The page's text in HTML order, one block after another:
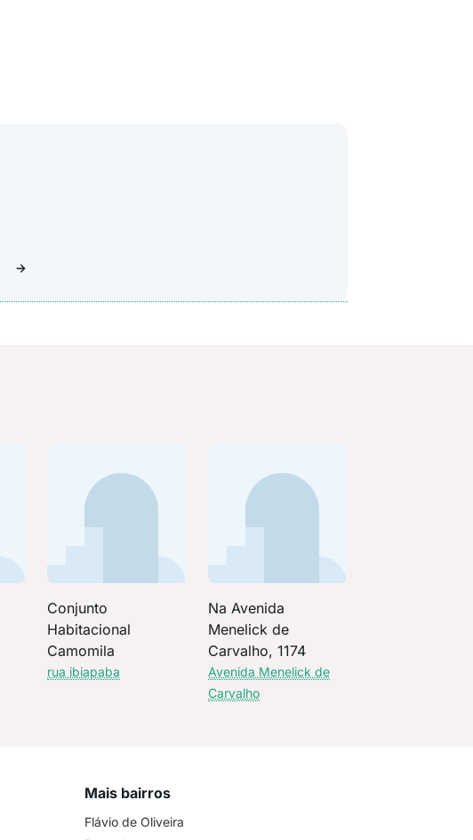
Conjunto
Habitacional
Camomila
rua ibiapaba
Na Avenida
Menelick de
Carvalho, 1174
Avenida Menelick de
Carvalho
Mais bairros
Flávio de Oliveira